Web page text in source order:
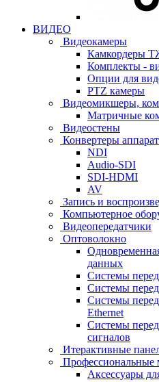
ВИДЕО
Видеокамеры
Камкордеры
Комплекты -
Опции для
PTZ камеры
Видеомикшеры,
Матричные
Видеостены
Конвертеры
NDI
Audio-SDI
SDI-HDMI
AV
Запись и
Компьютерное
Видеопередатчики
Оптоволокно
данных
Системы
Системы
Системы
Ethernet
Системы
сигналов
Итерактивные
Профессиональные
Аксессуары